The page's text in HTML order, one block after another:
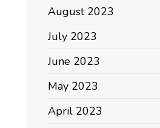
August 2023
July 2023
June 2023
May 2023
April 2023